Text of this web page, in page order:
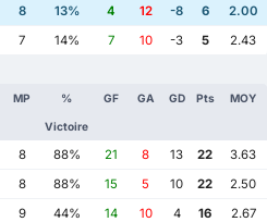
8 13% 4 12 -8 6
2.00
7 14% 7 10 -3 5 2.43
MP %
Victoire
GF GA GD Pts MOY
8 88% 21 8 13 22
3.63
8 88% 15 5 10 22
2.50
9 44% 14 10 4 16
2.67